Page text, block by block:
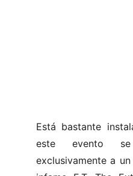
Está bastante
este evento
exclusivamente a